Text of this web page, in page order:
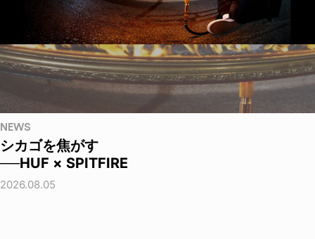
NEWS
シカゴを焦がす
──HUF × SPITFIRE
2026.08.05